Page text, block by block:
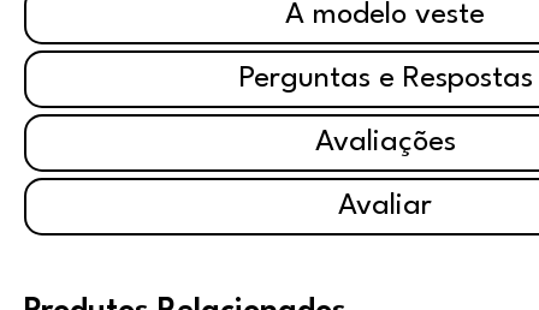
A modelo veste
Perguntas e Respostas
Avaliações
Avaliar